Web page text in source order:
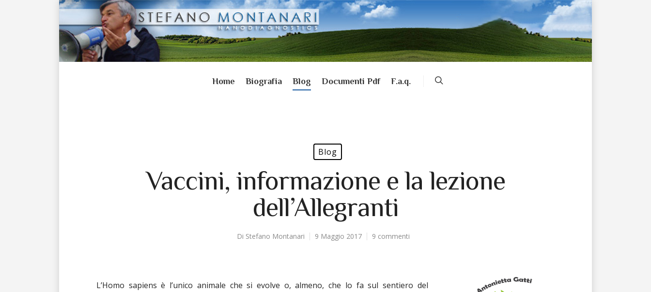
Home Biografia Blog Documenti Pdf F.a.q.
Blog
Vaccini, informazione e la lezione
dell’Allegranti
Di Stefano Montanari 9 Maggio 2017 9 commenti
L’Homo sapiens è l’unico animale che si evolve o, almeno, che lo fa sul sentiero del